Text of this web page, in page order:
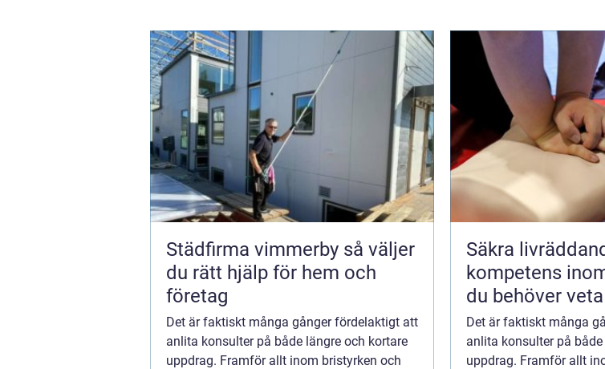
Städfirma vimmerby så väljer
du rätt hjälp för hem och
företag
Det är faktiskt många gånger fördelaktigt att
anlita konsulter på både längre och kortare
uppdrag. Framför allt inom bristyrken och
Säkra
kompetens
du behöver
för barn
Det är faktiskt många
anlita konsulter på
uppdrag. Framför allt